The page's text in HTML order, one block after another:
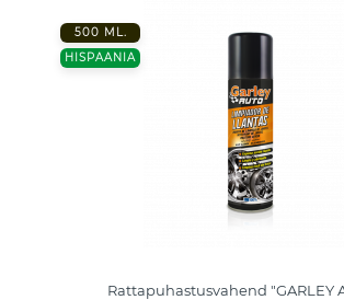
500 ML.
HISPAANIA
Rattapuhastusvahend "GARLEY